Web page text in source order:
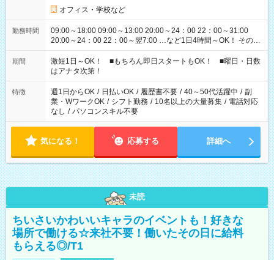
オフィス・学校など
勤務時間
09:00～18:00 09:00～13:00 20:00～24：00 22：00～31:00
20:00～24：00 22：00～翌7:00 …など1日4時間～OK！ その他
シフトもございます！ お気軽にご相談ください！
期間
激短1日～OK！ ■もちろん即日スタートもOK！ ■曜日・日数
はアナタ次第！
特徴 週1日からOK / 日払いOK / 履歴書不要 / 40～50代活躍中 / 副
業・WワークOK / シフト勤務 / 10名以上の大量募集 / 電話対応
なし / パソコンスキル不要
気になる！ 応募する 詳細へ
未読
ちいさいかわいいキャラのイベントも！好きな
場所で働ける☆来社不要！働いたその日に給料
もらえる◎/T1